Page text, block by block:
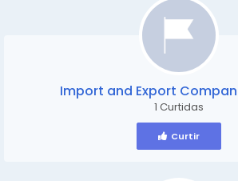
Import and Export
1 Curtidas
Curtir